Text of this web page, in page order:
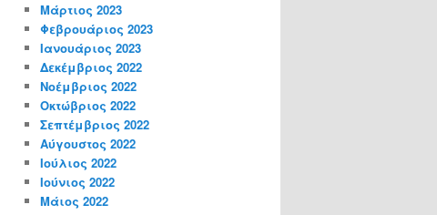
Μάρτιος 2023
Φεβρουάριος 2023
Ιανουάριος 2023
Δεκέμβριος 2022
Νοέμβριος 2022
Οκτώβριος 2022
Σεπτέμβριος 2022
Αύγουστος 2022
Ιούλιος 2022
Ιούνιος 2022
Μάιος 2022